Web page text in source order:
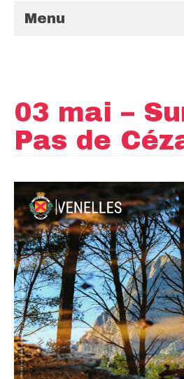
Menu
Stages
Quoi de neuf à la MJC ?
03 mai –
Pas de